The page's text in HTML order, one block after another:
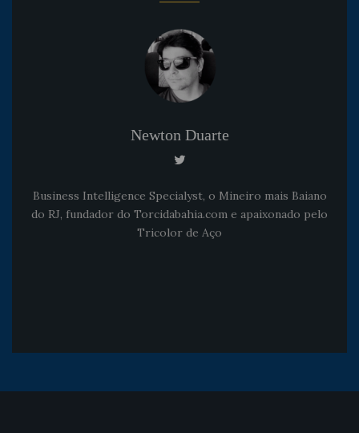
Newton Duarte
Business Intelligence Specialyst, o Mineiro mais Baiano
do RJ, fundador do Torcidabahia.com e apaixonado pelo
Tricolor de Aço